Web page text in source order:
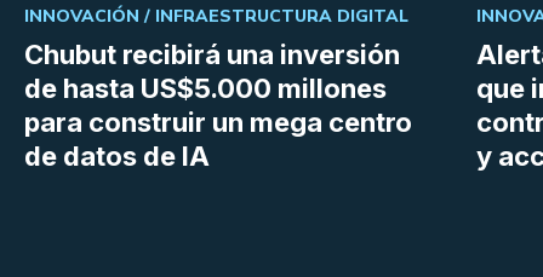
Chubut recibirá una inversión
de hasta US$5.000 millones
para construir un mega centro
de datos de IA
INNOVACIÓN / INFRAESTRUCTURA DIGITAL
que
y